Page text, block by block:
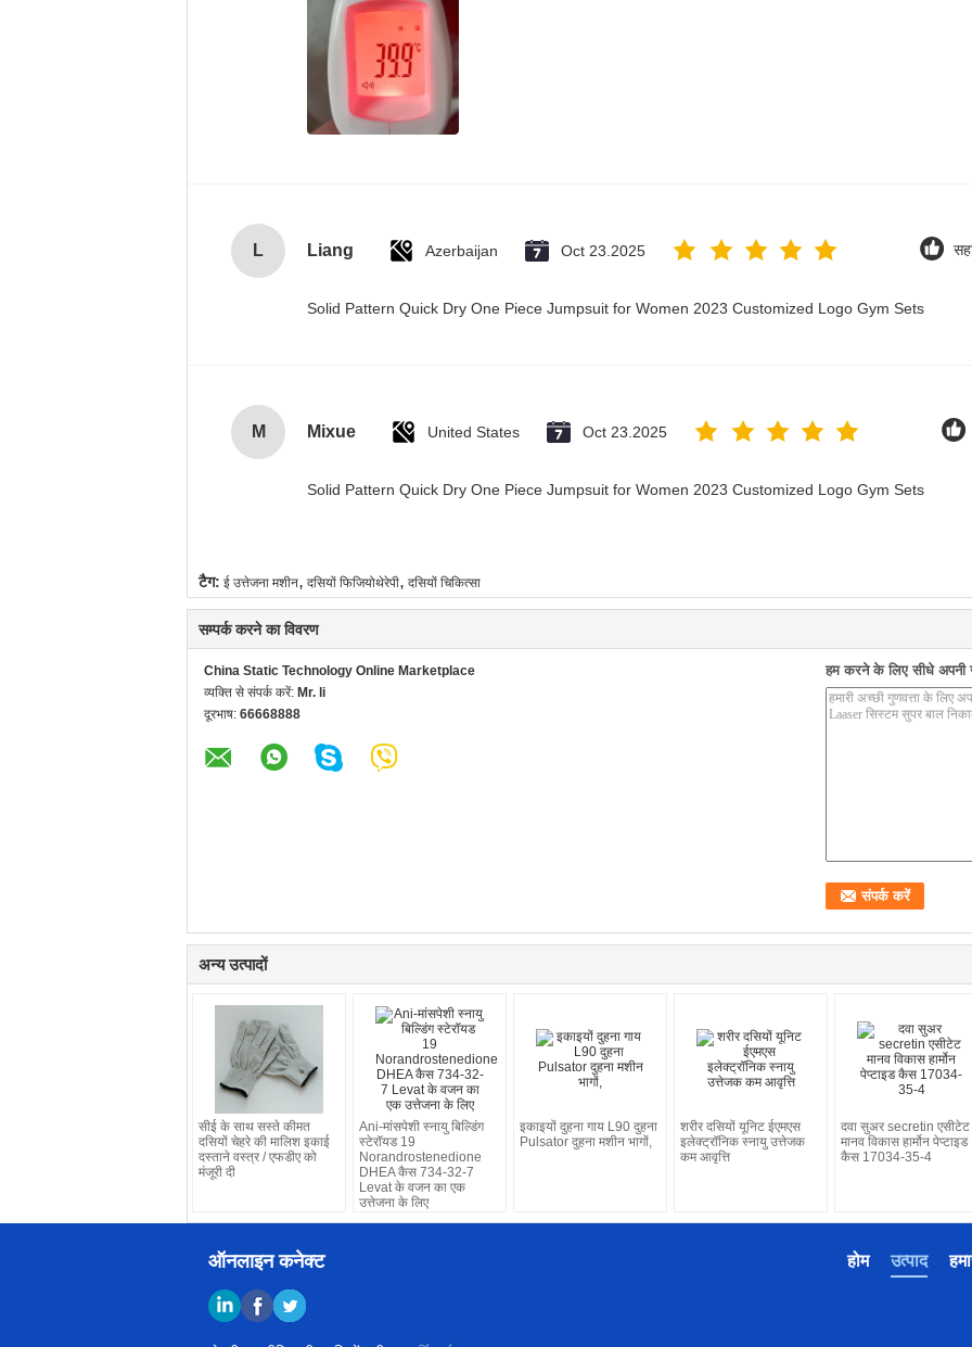
L Liang Azerbaijan Oct 23.2025
Solid Pattern Quick Dry One Piece Jumpsuit for Women 2023 Customized Logo Gym Sets
M Mixue United States Oct 23.2025
Solid Pattern Quick Dry One Piece Jumpsuit for Women 2023 Customized Logo Gym Sets
टैग: ई उत्तेजना मशीन, दसियों फिजियोथेरेपी, दसियों चिकित्सा
सम्पर्क करने का विवरण
China Static Technology Online Marketplace
व्यक्ति से संपर्क करें: Mr. li
दूरभाष: 66668888
हम करने के लिए सीधे अपनी
अन्य उत्पादों
सीई के साथ सस्ते कीमत
दसियों चेहरे की मालिश इकाई
दस्ताने वस्त्र / एफडीए को
मंजूरी दी
Ani-मांसपेशी स्नायु बिल्डिंग
स्टेरॉयड 19
Norandrostenedione
DHEA कैस 734-32-7
Levat के वजन का एक
उत्तेजना के लिए
इकाइयों दुहना गाय L90 दुहना
Pulsator दुहना मशीन भागों,
शरीर दसियों यूनिट ईएमएस
इलेक्ट्रॉनिक स्नायु उत्तेजक
कम आवृत्ति
दवा सुअर secretin एसीटेट
मानव विकास हार्मोन पेप्टाइड
कैस 17034-35-4
ऑनलाइन कनेक्ट उत्पाद
होम